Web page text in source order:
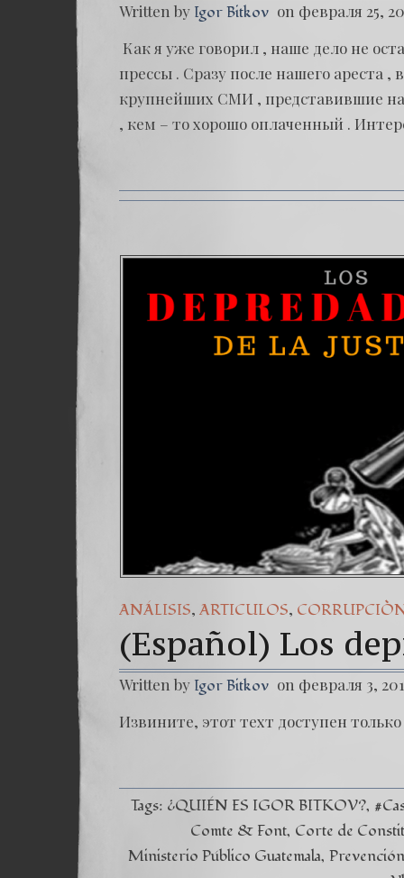
Written by Igor Bitkov on февраля 25,
Как я уже говорил , наше дело не
прессы . Сразу после нашего ареста
крупнейших СМИ , представившие
, кем – то хорошо оплаченный .
ANÁLISIS, ARTICULOS,
(Español) Los
Written by Igor Bitkov on февраля 3,
Извините, этот техт доступен только
Tags: ¿QUIÉN ES IGOR BITKOV?
Comte & Font Corte de
Ministerio Público Guatemala